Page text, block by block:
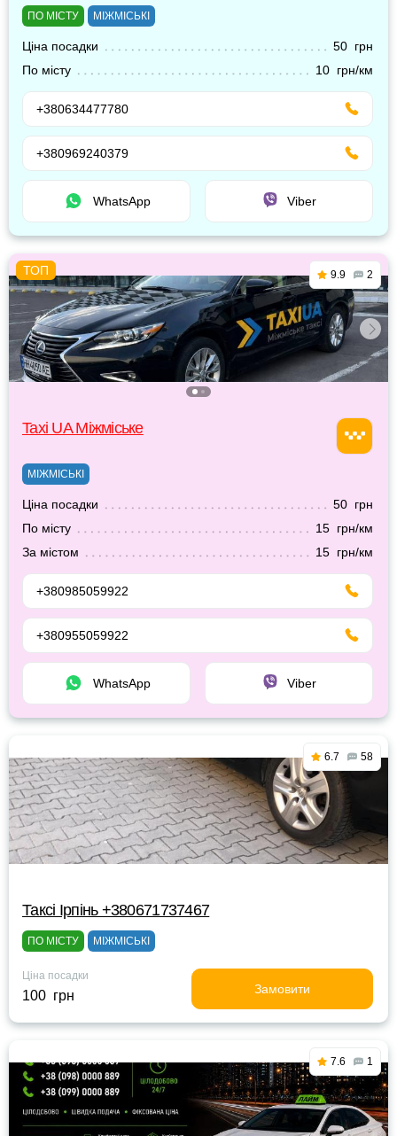
ПО МІСТУ МІЖМІСЬКІ
Ціна посадки
50 грн
По місту
10 грн/км
+380634477780
+380969240379
WhatsApp Viber
9.9 2
Taxi UA Міжміське
МІЖМІСЬКІ
Ціна посадки
50 грн
По місту
15 грн/км
За містом
15 грн/км
+380985059922
+380955059922
WhatsApp Viber
6.7 58
Таксі Ірпінь +380671737467
ПО МІСТУ МІЖМІСЬКІ
Ціна посадки
100 грн Замовити
7.6 1